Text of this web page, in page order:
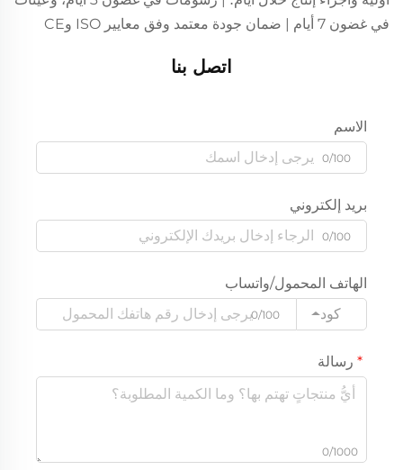
في غضون 7 أيام | ضمان جودة معتمد وفق معايير ISO وCE
اتصل بنا
الاسم
0/100
بريد إلكتروني
0/100
الهاتف المحمول/واتساب
كود
0/100
رسالة
0/1000